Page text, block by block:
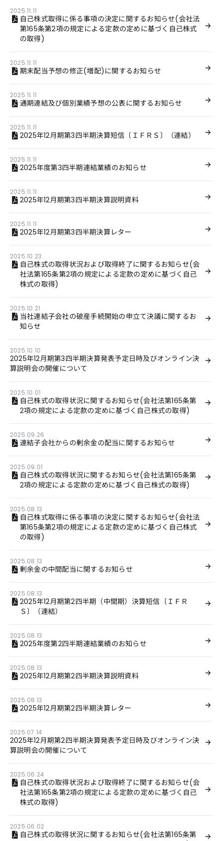
2025.11.11
自己株式取得に係る事項の決定に関するお知らせ(会社法
第165条第2項の規定による定款の定めに基づく自己株式
の取得)
2025.11.11
期末配当予想の修正(増配)に関するお知らせ
2025.11.11
通期連結及び個別業績予想の公表に関するお知らせ
2025.11.11
2025年12月期第3四半期決算短信〔ＩＦＲＳ〕（連結）
2025.11.11
2025年度第3四半期連結業績のお知らせ
2025.11.11
2025年12月期第3四半期決算説明資料
2025.11.11
2025年12月期第3四半期決算レター
2025.10.23
自己株式の取得状況および取得終了に関するお知らせ(会
社法第165条第2項の規定による定款の定めに基づく自己
株式の取得)
2025.10.21
当社連結子会社の破産手続開始の申立て決議に関するお
知らせ
2025.10.10
2025年12月期第3四半期決算発表予定日時及びオンライン決
算説明会の開催について
2025.10.01
自己株式の取得状況に関するお知らせ(会社法第165条第
2項の規定による定款の定めに基づく自己株式の取得)
2025.09.26
連結子会社からの剰余金の配当に関するお知らせ
2025.09.01
自己株式の取得状況に関するお知らせ(会社法第165条第
2項の規定による定款の定めに基づく自己株式の取得)
2025.08.13
自己株式取得に係る事項の決定に関するお知らせ(会社法
第165条第2項の規定による定款の定めに基づく自己株式
の取得)
2025.08.13
剰余金の中間配当に関するお知らせ
2025.08.13
2025年12月期第2四半期（中間期）決算短信〔ＩＦＲ
Ｓ〕（連結）
2025.08.13
2025年度第2四半期連結業績のお知らせ
2025.08.13
2025年12月期第2四半期決算説明資料
2025.08.13
2025年12月期第2四半期決算レター
2025.07.14
2025年12月期第2四半期決算発表予定日時及びオンライン決
算説明会の開催について
2025.06.24
自己株式の取得状況および取得終了に関するお知らせ(会
社法第165条第2項の規定による定款の定めに基づく自己
株式の取得)
2025.06.02
自己株式の取得状況に関するお知らせ(会社法第165条第